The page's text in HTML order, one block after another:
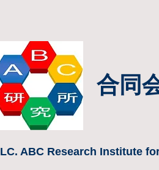
合同
ABC Research Institute